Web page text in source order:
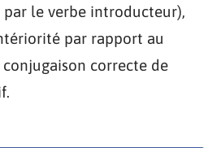
le verbe introducteur),
par rapport au
correcte de